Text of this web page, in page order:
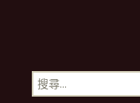
搜
尋